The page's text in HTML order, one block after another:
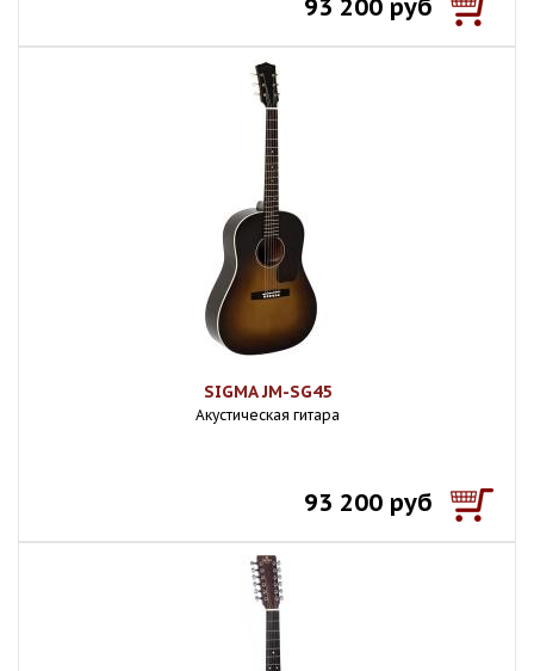
93 200 руб
SIGMA JM-SG45
Акустическая гитара
93 200 руб